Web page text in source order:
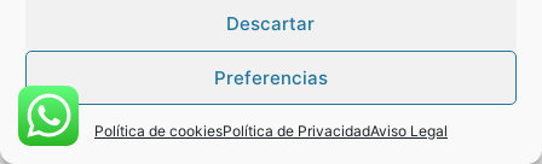
Descartar
Preferencias
Política de cookiesPolítica de PrivacidadAviso Legal